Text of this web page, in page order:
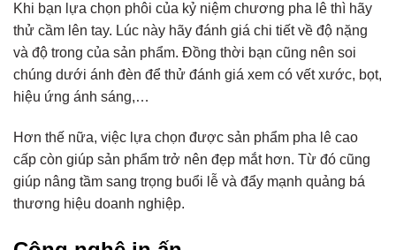
Khi bạn lựa chọn phôi của kỷ niệm chương pha lê thì hãy
thử cầm lên tay. Lúc này hãy đánh giá chi tiết về độ nặng
và độ trong của sản phẩm. Đồng thời bạn cũng nên soi
chúng dưới ánh đèn để thử đánh giá xem có vết xước, bọt,
hiệu ứng ánh sáng,…
Hơn thế nữa, việc lựa chọn được sản phẩm pha lê cao
cấp còn giúp sản phẩm trở nên đẹp mắt hơn. Từ đó cũng
giúp nâng tầm sang trọng buổi lễ và đẩy mạnh quảng bá
thương hiệu doanh nghiệp.